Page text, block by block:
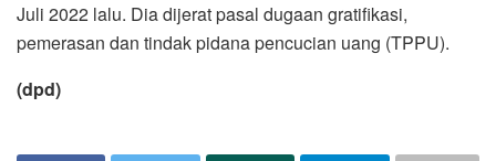
Juli 2022 lalu. Dia dijerat pasal dugaan gratifikasi,
pemerasan dan tindak pidana pencucian uang (TPPU).
(dpd)